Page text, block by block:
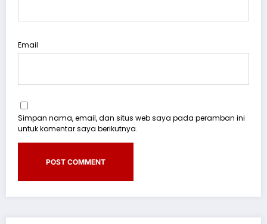
Email
Simpan nama, email, dan situs web saya pada peramban ini
untuk komentar saya berikutnya.